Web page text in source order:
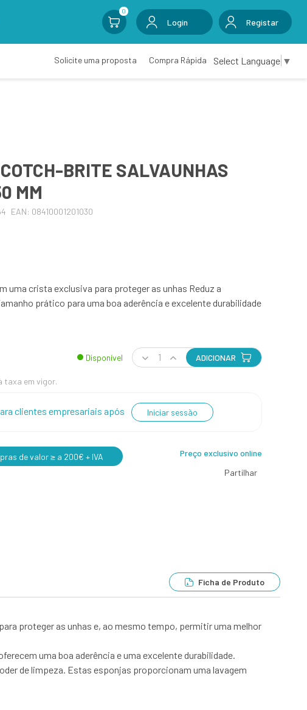
0
Login Registar
Solicite uma proposta Compra Rápida Select Language ▼
BRITE SALVAUNHAS
MM
EAN: 08410001201030
uma crista exclusiva para proteger as unhas Reduz a
prático para uma boa aderência e excelente durabilidade
Disponível ADICIONAR
taxa em vigor.
clientes empresariais após Iniciar sessão
de valor ≥ a 200€ + IVA
Preço exclusivo online
Partilhar
Ficha de Produto
proteger as unhas e, ao mesmo tempo, permitir uma melhor
uma boa aderência e uma excelente durabilidade.
de limpeza. Estas esponjas proporcionam uma lavagem